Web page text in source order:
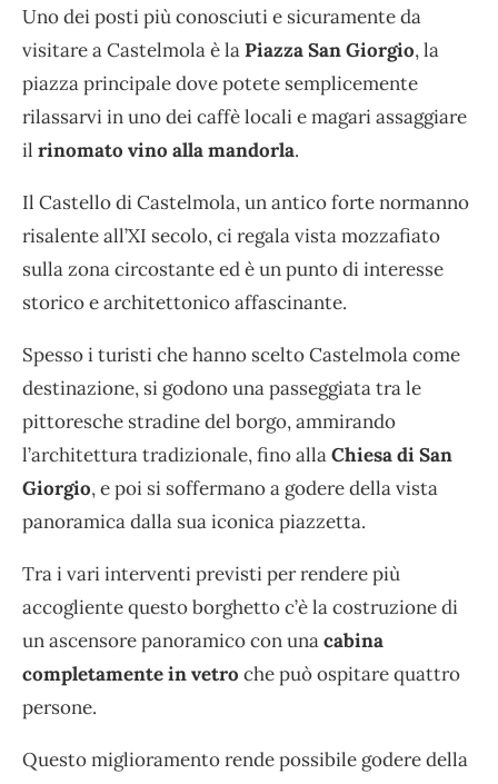
Uno dei posti più conosciuti e sicuramente da
visitare a Castelmola è laPiazza San Giorgio, la
piazza principale dove potete semplicemente
rilassarvi in uno dei caffè locali e magari assaggiare
il rinomato vino alla mandorla.
Il Castello di Castelmola, un antico forte normanno
risalente all’XI secolo, ci regala vista mozzafiato
sulla zona circostante ed è un punto di interesse
storico e architettonico affascinante.
Spesso i turisti che hanno scelto Castelmola come
destinazione, si godono una passeggiata tra le
pittoresche stradine del borgo, ammirando
l’architettura tradizionale, fino allaChiesa di San
Giorgio, e poi si soffermano a godere della vista
panoramica dalla sua iconica piazzetta.
Tra i vari interventi previsti per rendere più
accogliente questo borghetto c’è la costruzione di
un ascensore panoramico con unacabina
completamente in vetro che può ospitare quattro
persone.
Questo miglioramento rende possibile godere della